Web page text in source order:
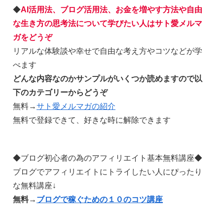
◆AI活用法、ブログ活用法、お金を増やす方法や自由
な生き方の思考法について学びたい人はサト愛メルマ
ガをどうぞ
リアルな体験談や幸せで自由な考え方やコツなどが学
べます
どんな内容なのかサンプルがいくつか読めますので以
下のカテゴリーからどうぞ
無料→サト愛メルマガの紹介
無料で登録できて、好きな時に解除できます
◆ブログ初心者の為のアフィリエイト基本無料講座◆
ブログでアフィリエイトにトライしたい人にぴったり
な無料講座↓
無料→ ブログで稼ぐための１０のコツ講座